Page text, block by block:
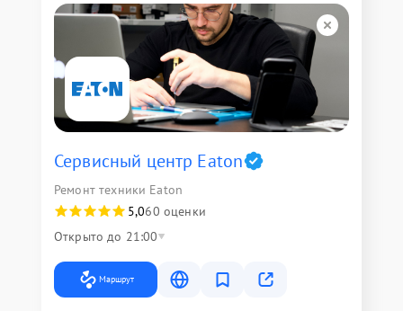
Сервисный центр Eaton
Ремонт техники Eaton
5,060 оценки
Открыто до 21:00
Маршрут